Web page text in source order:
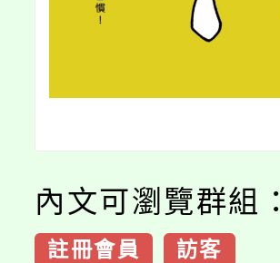
內文可瀏覽群組：
註冊會員 訪客